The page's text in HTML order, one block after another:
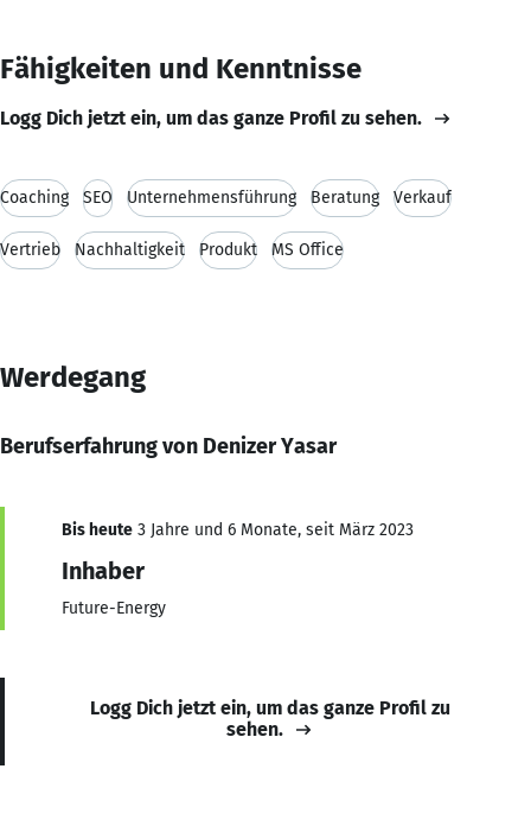
Fähigkeiten und Kenntnisse
Logg Dich jetzt ein, um das ganze Profil zu sehen.
Coaching SEO Unternehmensführung Beratung Verkauf
Vertrieb Nachhaltigkeit Produkt MS Office
Werdegang
Berufserfahrung von Denizer Yasar
Bis heute 3 Jahre und 6 Monate, seit März 2023
Inhaber
Future-Energy
Logg Dich jetzt ein, um das ganze Profil zu
sehen.